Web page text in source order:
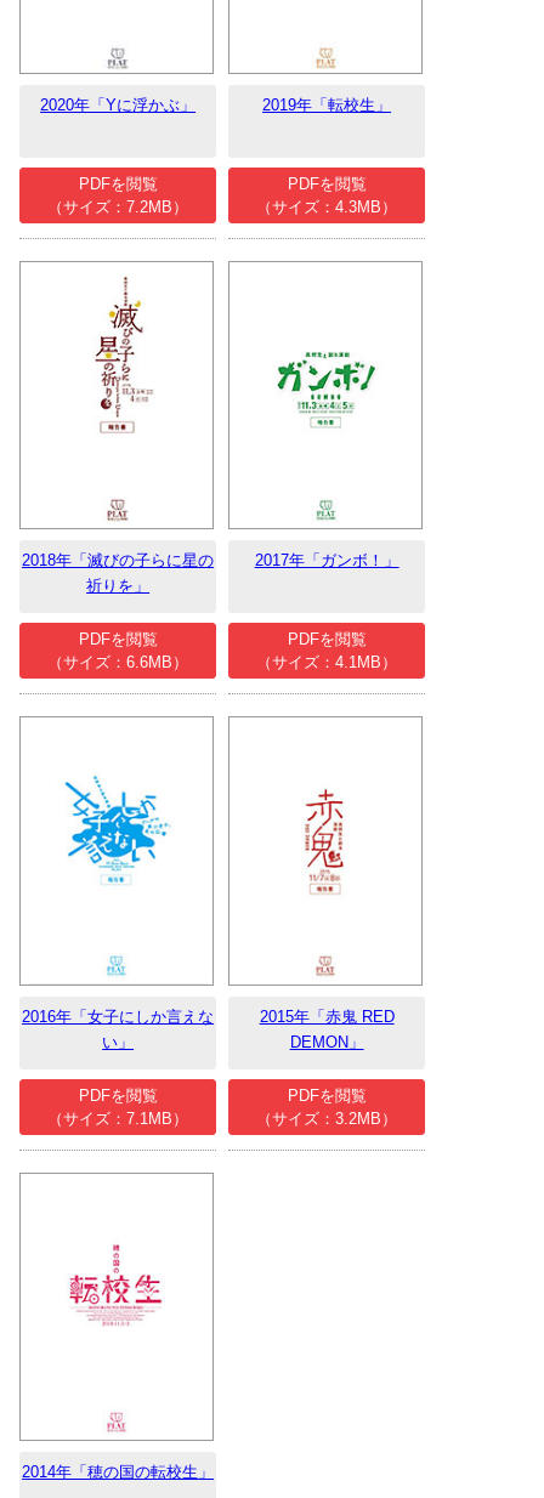
2020年「Yに浮かぶ」
PDFを閲覧
（サイズ：7.2MB）
2019年「転校生」
PDFを閲覧
（サイズ：4.3MB）
2018年「滅びの子らに星の
祈りを」
PDFを閲覧
（サイズ：6.6MB）
2017年「ガンボ！」
PDFを閲覧
（サイズ：4.1MB）
2016年「女子にしか言えな
い」
PDFを閲覧
（サイズ：7.1MB）
2015年「赤鬼 RED
DEMON」
PDFを閲覧
（サイズ：3.2MB）
2014年「穂の国の転校生」